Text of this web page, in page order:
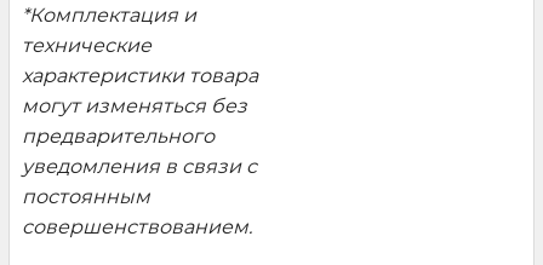
*Комплектация и
технические
характеристики товара
могут изменяться без
предварительного
уведомления в связи с
постоянным
совершенствованием.